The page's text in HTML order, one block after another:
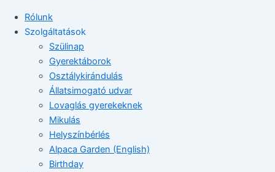
Rólunk
Szolgáltatások
Szülinap
Gyerektáborok
Osztálykirándulás
Állatsimogató udvar
Lovaglás gyerekeknek
Mikulás
Helyszínbérlés
Alpaca Garden (English)
Birthday